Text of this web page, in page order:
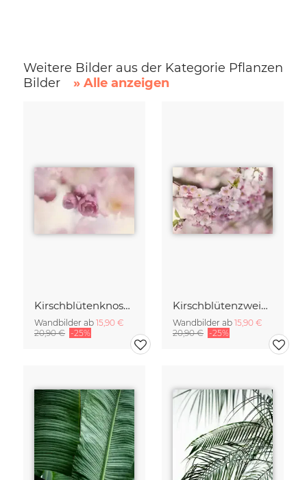
Weitere Bilder aus der Kategorie Pflanzen
Bilder
» Alle anzeigen
Kirschblütenknospen Doppelbelichtung
Wandbilder ab 15,90 €
20,90 € -25%
Kirschblütenzweig mit vielen Blüten
Wandbilder ab 15,90 €
20,90 € -25%